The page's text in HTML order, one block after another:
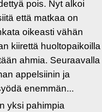
pois. Nyt alkoi
että matkaa on
oikeasti vähän
kiirettä huoltopaikoilla
ahmia. Seuraavalla
appelsiinin ja
enemmän...
yksi pahimpia